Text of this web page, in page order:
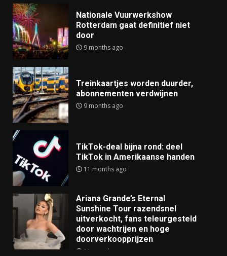
Nationale Vuurwerkshow
Rotterdam gaat definitief niet
door
9 months ago
Treinkaartjes worden duurder,
abonnementen verdwijnen
9 months ago
TikTok-deal bijna rond: deel
TikTok in Amerikaanse handen
11 months ago
Ariana Grande’s Eternal
Sunshine Tour razendsnel
uitverkocht, fans teleurgesteld
door wachtrijen en hoge
doorverkoopprijzen
11 months ago